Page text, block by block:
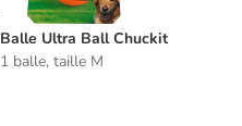
Balle Ultra Ball Chuckit
1 balle, taille M